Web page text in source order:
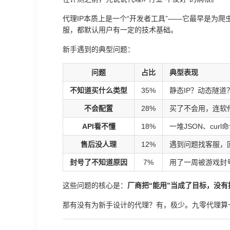
代理IP本质上是一个“开发者工具”——它最早是为爬
服，都默认用户有一定的技术基础。
新手遇到的典型问题：
问题 占比 典型表现
不知道买什么类型 35% 静态IP？动态隧道
不会配置 28% 买了不会用，连软
API看不懂 18% 一堆JSON、curl
售后没人理 12% 遇到问题找客服，
封号了不知道原因 7% 用了一周被游戏封
这些问题的核心是： 厂商把“能用”当成了目标，没
那有没有为新手设计的代理？有，极少。九零代理